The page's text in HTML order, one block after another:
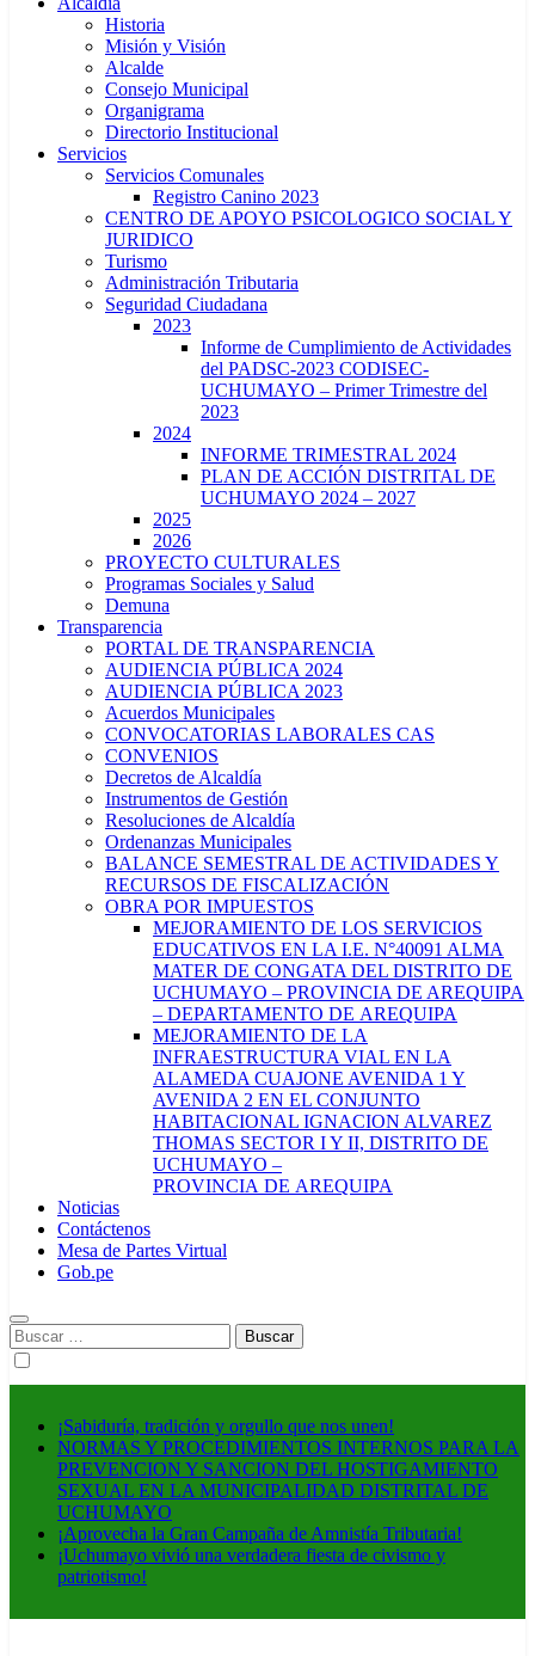
Historia
Misión y Visión
Alcalde
Consejo Municipal
Organigrama
Directorio Institucional
Servicios
Servicios Comunales
Registro Canino 2023
CENTRO DE APOYO PSICOLOGICO SOCIAL Y
JURIDICO
Turismo
Administración Tributaria
Seguridad Ciudadana
2023
Informe de Cumplimiento de Actividades
del PADSC-2023 CODISEC-
UCHUMAYO – Primer Trimestre del
2023
2024
INFORME TRIMESTRAL 2024
PLAN DE ACCIÓN DISTRITAL DE
UCHUMAYO 2024 – 2027
2025
2026
PROYECTO CULTURALES
Programas Sociales y Salud
Demuna
Transparencia
PORTAL DE TRANSPARENCIA
AUDIENCIA PÚBLICA 2024
AUDIENCIA PÚBLICA 2023
Acuerdos Municipales
CONVOCATORIAS LABORALES CAS
CONVENIOS
Decretos de Alcaldía
Instrumentos de Gestión
Resoluciones de Alcaldía
Ordenanzas Municipales
BALANCE SEMESTRAL DE ACTIVIDADES Y
RECURSOS DE FISCALIZACIÓN
OBRA POR IMPUESTOS
MEJORAMIENTO DE LOS SERVICIOS
EDUCATIVOS EN LA I.E. N°40091 ALMA
MATER DE CONGATA DEL DISTRITO DE
UCHUMAYO – PROVINCIA DE AREQUIPA
– DEPARTAMENTO DE AREQUIPA
MEJORAMIENTO DE LA
INFRAESTRUCTURA VIAL EN LA
ALAMEDA CUAJONE AVENIDA 1 Y
AVENIDA 2 EN EL CONJUNTO
HABITACIONAL IGNACION ALVAREZ
THOMAS SECTOR I Y II, DISTRITO DE
UCHUMAYO –
PROVINCIA DE AREQUIPA
Noticias
Contáctenos
Mesa de Partes Virtual
Gob.pe
Buscar:
¡Sabiduría, tradición y orgullo que nos unen!
NORMAS Y PROCEDIMIENTOS INTERNOS PARA LA
PREVENCION Y SANCION DEL HOSTIGAMIENTO
SEXUAL EN LA MUNICIPALIDAD DISTRITAL DE
UCHUMAYO
¡Aprovecha la Gran Campaña de Amnistía Tributaria!
¡Uchumayo vivió una verdadera fiesta de civismo y
patriotismo!